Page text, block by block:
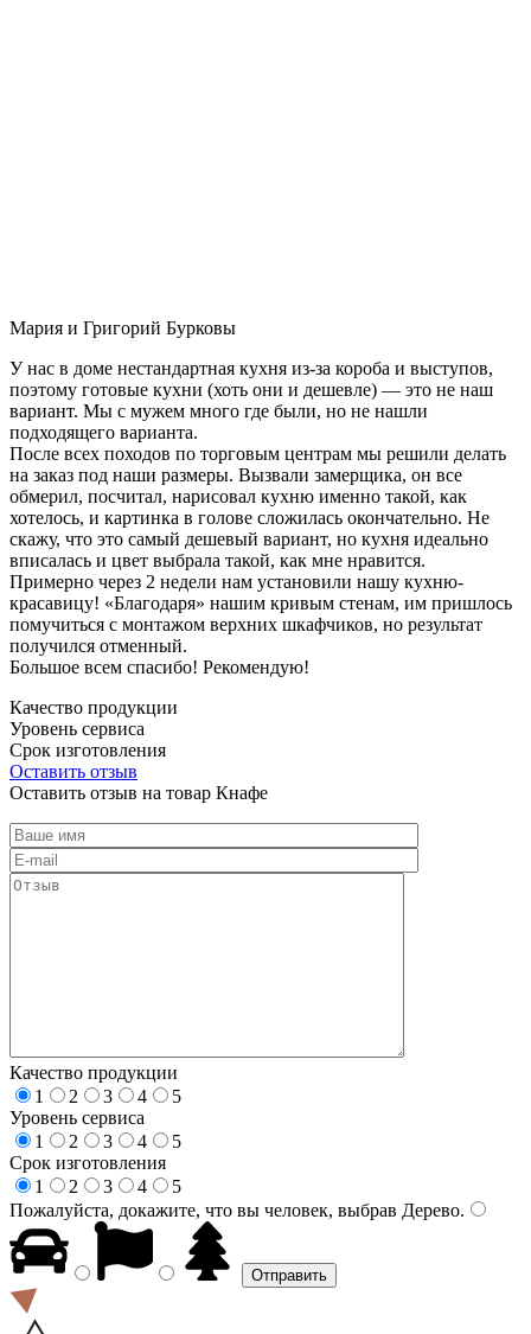
Мария и Григорий Бурковы
У нас в доме нестандартная кухня из-за короба и выступов,
поэтому готовые кухни (хоть они и дешевле) — это не наш
вариант. Мы с мужем много где были, но не нашли
подходящего варианта.
После всех походов по торговым центрам мы решили делать
на заказ под наши размеры. Вызвали замерщика, он все
обмерил, посчитал, нарисовал кухню именно такой, как
хотелось, и картинка в голове сложилась окончательно. Не
скажу, что это самый дешевый вариант, но кухня идеально
вписалась и цвет выбрала такой, как мне нравится.
Примерно через 2 недели нам установили нашу кухню-
красавицу! «Благодаря» нашим кривым стенам, им пришлось
помучиться с монтажом верхних шкафчиков, но результат
получился отменный.
Большое всем спасибо! Рекомендую!
Качество продукции
Уровень сервиса
Срок изготовления
Оставить отзыв
Оставить отзыв на товар Кнафе
Качество продукции
1
2 3 4
5
Уровень сервиса
1
2 3 4
5
Срок изготовления
1
2 3 4
5
Пожалуйста, докажите, что вы человек, выбрав Дерево.